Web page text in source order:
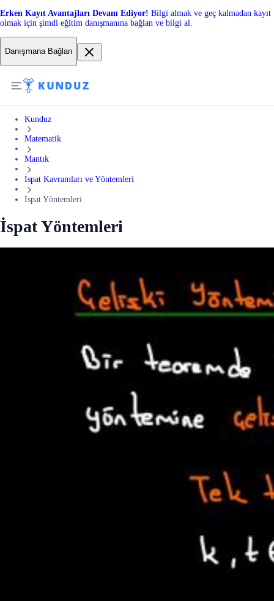
Erken Kayıt Avantajları Devam Ediyor! Bilgi almak ve geç kalmadan kayıt
olmak için şimdi eğitim danışmanına bağlan ve bilgi al.
Danışmana Bağlan
Kunduz
Matematik
Mantık
İspat Kavramları ve Yöntemleri
İspat Yöntemleri
İspat Yöntemleri